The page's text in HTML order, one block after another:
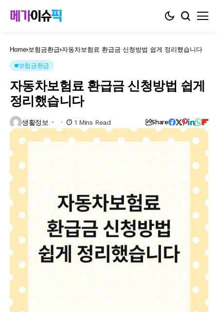
Home 보험금환급 자동차보험료 환급금 신청방법 쉽게 정리했습니다
보험금환급
자동차보험료 환급금 신청방법 쉽게
정리했습니다
생활정보 1 Mins Read Share